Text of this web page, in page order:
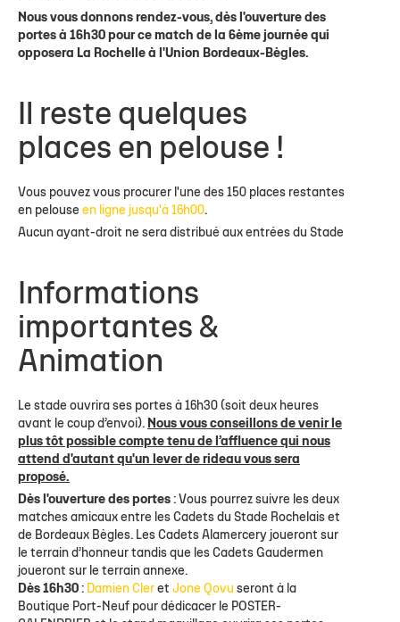
Nous vous donnons rendez-vous, dès l'ouverture des
portes à 16h30 pour ce match de la 6ème journée qui
opposera La Rochelle à l'Union Bordeaux-Bègles.
Il reste quelques
places en pelouse !
Vous pouvez vous procurer l'une des 150 places restantes
en pelouse en ligne jusqu'à 16h00.
Aucun ayant-droit ne sera distribué aux entrées du Stade
Informations
importantes &
Animation
Le stade ouvrira ses portes à 16h30 (soit deux heures
avant le coup d’envoi). Nous vous conseillons de venir le
plus tôt possible compte tenu de l’affluence qui nous
attend d'autant qu'un lever de rideau vous sera
proposé.
Dès l'ouverture des portes : Vous pourrez suivre les deux
matches amicaux entre les Cadets du Stade Rochelais et
de Bordeaux Bègles. Les Cadets Alamercery joueront sur
le terrain d’honneur tandis que les Cadets Gaudermen
joueront sur le terrain annexe.
Dès 16h30 : Damien Cler et Jone Qovu seront à la
Boutique Port-Neuf pour dédicacer le POSTER-